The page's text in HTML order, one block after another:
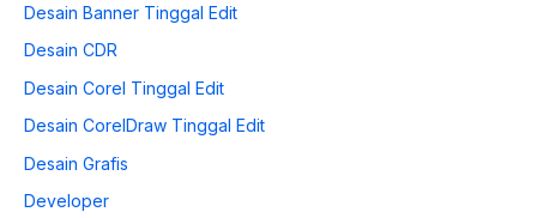
Desain Banner Tinggal Edit
Desain CDR
Desain Corel Tinggal Edit
Desain CorelDraw Tinggal Edit
Desain Grafis
Developer